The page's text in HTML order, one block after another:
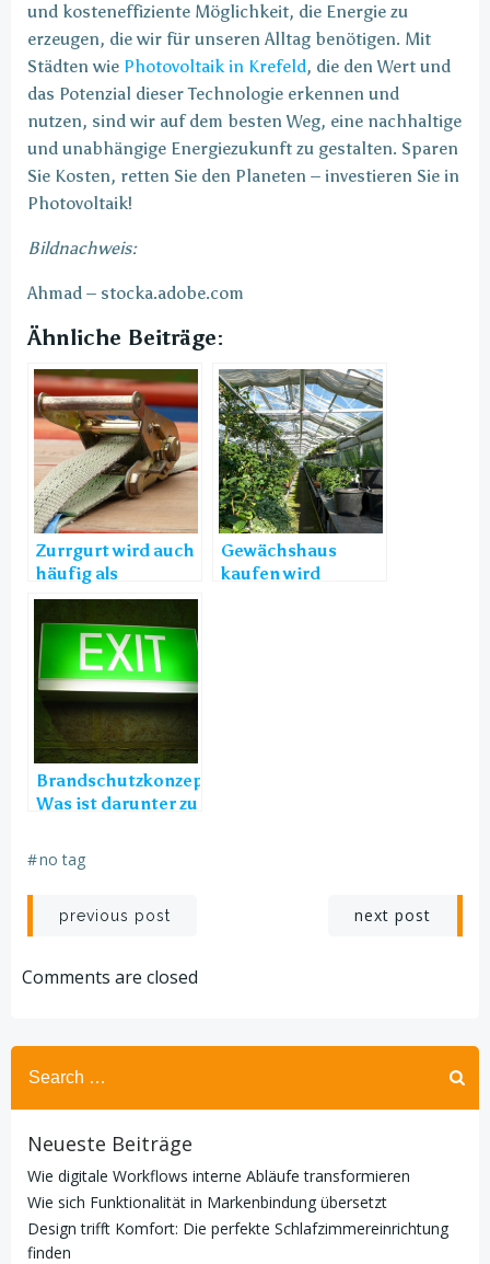
und kosteneffiziente Möglichkeit, die Energie zu
erzeugen, die wir für unseren Alltag benötigen. Mit
Städten wie Photovoltaik in Krefeld, die den Wert und
das Potenzial dieser Technologie erkennen und
nutzen, sind wir auf dem besten Weg, eine nachhaltige
und unabhängige Energiezukunft zu gestalten. Sparen
Sie Kosten, retten Sie den Planeten – investieren Sie in
Photovoltaik!
Bildnachweis:
Ahmad – stocka.adobe.com
Ähnliche Beiträge:
Zurrgurt wird auch
häufig als
Spanngurt
Gewächshaus
kaufen wird
Brandschutzkonzept –
Was ist darunter zu
#no tag
Post
navigation
previous post next post
Comments are closed
Search
for:
Neueste Beiträge
Wie digitale Workflows interne Abläufe transformieren
Wie sich Funktionalität in Markenbindung übersetzt
Design trifft Komfort: Die perfekte Schlafzimmereinrichtung
finden